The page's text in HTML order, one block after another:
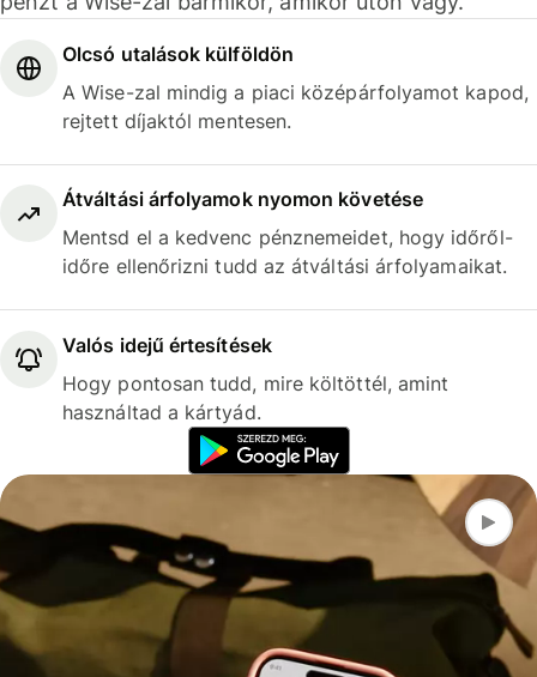
Olcsó utalások külföldön
A Wise-zal mindig a piaci középárfolyamot kapod,
rejtett díjaktól mentesen.
Átváltási árfolyamok nyomon követése
Mentsd el a kedvenc pénznemeidet, hogy időről-
időre ellenőrizni tudd az átváltási árfolyamaikat.
Valós idejű értesítések
Hogy pontosan tudd, mire költöttél, amint
használtad a kártyád.